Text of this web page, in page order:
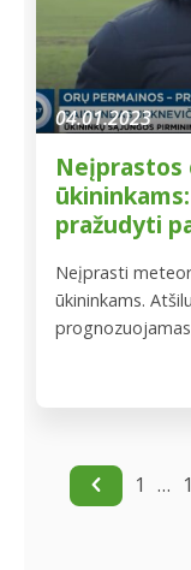
04.01.2023
Neįprastos
pražudyti
Neįprasti
ūkininkams.
1 …